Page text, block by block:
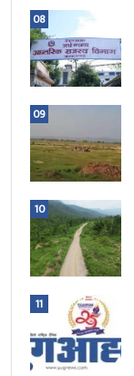
08
09
10
11